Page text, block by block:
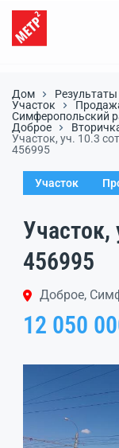
Дом
Участок
Симферопольский
Доброе
Участок, уч. 10.3
456995
Участок
Участок,
456995
Доброе,
12 050